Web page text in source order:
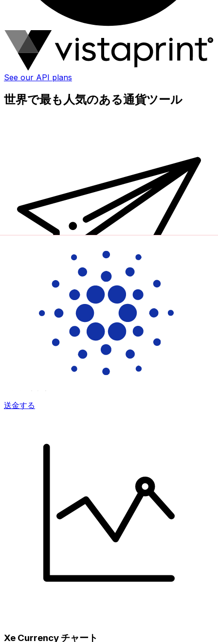
See our API plans
世界で最も人気のある通貨ツール
Xe 国際送金
オンラインの送金が迅速、安全、簡単に行えます。ライブの
追跡と通知に加え、柔軟な配信と支払いオプションをご利用
送金する
Xe Currency チャート